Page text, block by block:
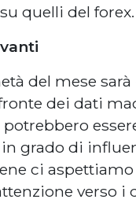
quelli del forex.
del mese sarà
dei dati
grado di
ci
verso i